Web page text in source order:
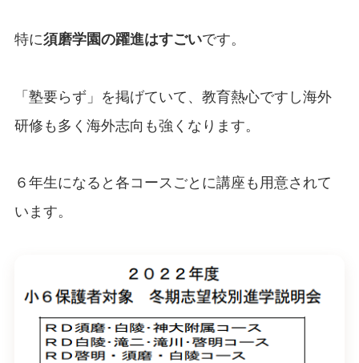
特に須磨学園の躍進はすごいです。
「塾要らず」を掲げていて、教育熱心ですし海外
研修も多く海外志向も強くなります。
６年生になると各コースごとに講座も用意されて
います。